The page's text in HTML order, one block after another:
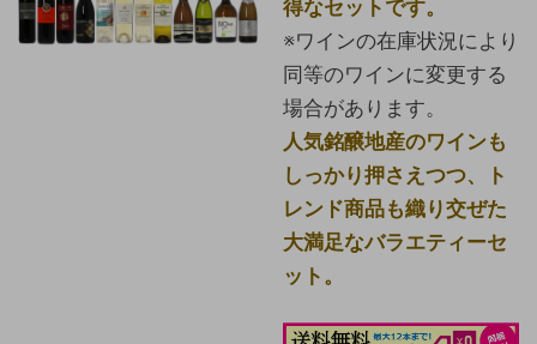
得なセットです。
※ワインの在庫状況により
同等のワインに変更する
場合があります。
人気銘醸地産のワインも
しっかり押さえつつ、ト
レンド商品も織り交ぜた
大満足なバラエティーセ
ット。